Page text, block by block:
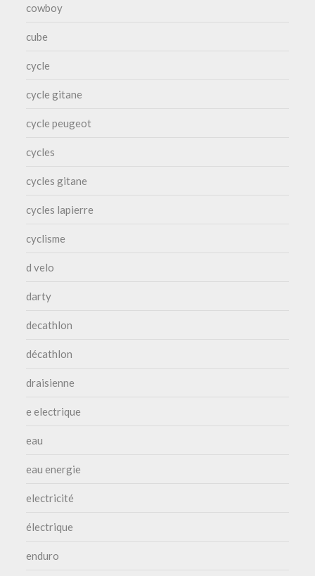
cowboy
cube
cycle
cycle gitane
cycle peugeot
cycles
cycles gitane
cycles lapierre
cyclisme
d velo
darty
decathlon
décathlon
draisienne
e electrique
eau
eau energie
electricité
électrique
enduro